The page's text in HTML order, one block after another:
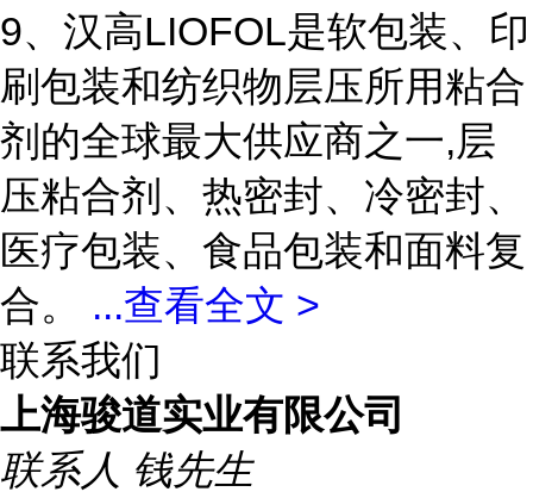
9、汉高LIOFOL是软包装、印
刷包装和纺织物层压所用粘合
剂的全球最大供应商之一,层
压粘合剂、热密封、冷密封、
医疗包装、食品包装和面料复
合。 ...查看全文 >
联系我们
上海骏道实业有限公司
联系人 钱先生